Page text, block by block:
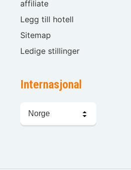
affiliate
Legg till hotell
Sitemap
Ledige stillinger
Internasjonal